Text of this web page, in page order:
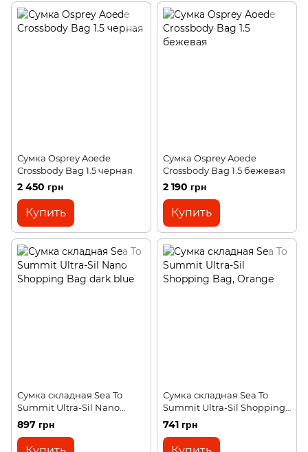
Сумка Osprey Aoede
Crossbody Bag 1.5 черная
2 450 грн
Купить
Сумка Osprey Aoede
Crossbody Bag 1.5 бежевая
2 190 грн
Купить
Сумка складная Sea To
Summit Ultra-Sil Nano
Shopping Bag dark blue
897 грн
Сумка складная Sea To
Summit Ultra-Sil Shopping
Bag
741 грн